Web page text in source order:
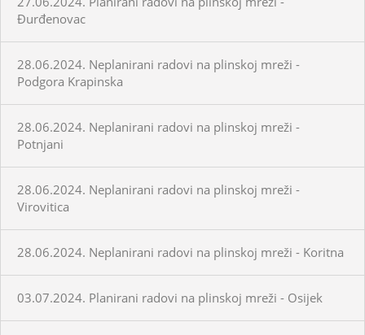
Đurđenovac
28.06.2024. Neplanirani radovi na plinskoj mreži -
Podgora Krapinska
28.06.2024. Neplanirani radovi na plinskoj mreži -
Potnjani
28.06.2024. Neplanirani radovi na plinskoj mreži -
Virovitica
28.06.2024. Neplanirani radovi na plinskoj mreži - Koritna
03.07.2024. Planirani radovi na plinskoj mreži - Osijek